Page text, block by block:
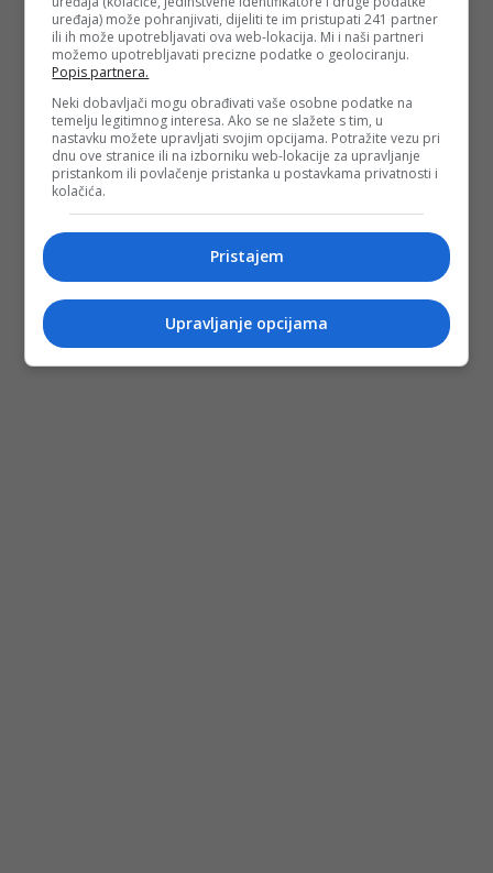
PODIJELI NA
Depo.bapratite putem društvenih mreža
uređaja) može pohranjivati, dijeliti te im pristupati 241 partner
ili ih može upotrebljavati ova web-lokacija. Mi i naši partneri
možemo upotrebljavati precizne podatke o geolociranju.
Popis partnera.
Neki dobavljači mogu obrađivati vaše osobne podatke na
temelju legitimnog interesa. Ako se ne slažete s tim, u
nastavku možete upravljati svojim opcijama. Potražite vezu pri
dnu ove stranice ili na izborniku web-lokacije za upravljanje
pristankom ili povlačenje pristanka u postavkama privatnosti i
kolačića.
Pristajem
Upravljanje opcijama